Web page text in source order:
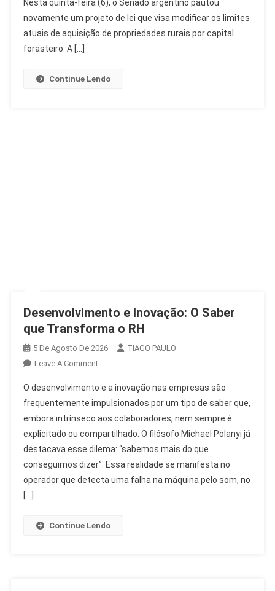
De
Terras
A
Nesta quinta-feira (6), o Senado argentino pautou
novamente um projeto de lei que visa modificar os limites
atuais de aquisição de propriedades rurais por capital
forasteiro. A […]
Continue Lendo
Desenvolvimento e Inovação: O Saber
que Transforma o RH
5 De Agosto De 2026
TIAGO PAULO
Leave A CommentOn
E
Inovação:
O
Saber
Que
Transforma
O
O desenvolvimento e a inovação nas empresas são
frequentemente impulsionados por um tipo de saber que,
embora intrínseco aos colaboradores, nem sempre é
explicitado ou compartilhado. O filósofo Michael Polanyi já
destacava esse dilema: “sabemos mais do que
conseguimos dizer”. Essa realidade se manifesta no
operador que detecta uma falha na máquina pelo som, no
[…]
Continue Lendo